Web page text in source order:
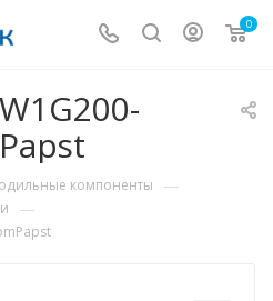
0
компоненты —
—